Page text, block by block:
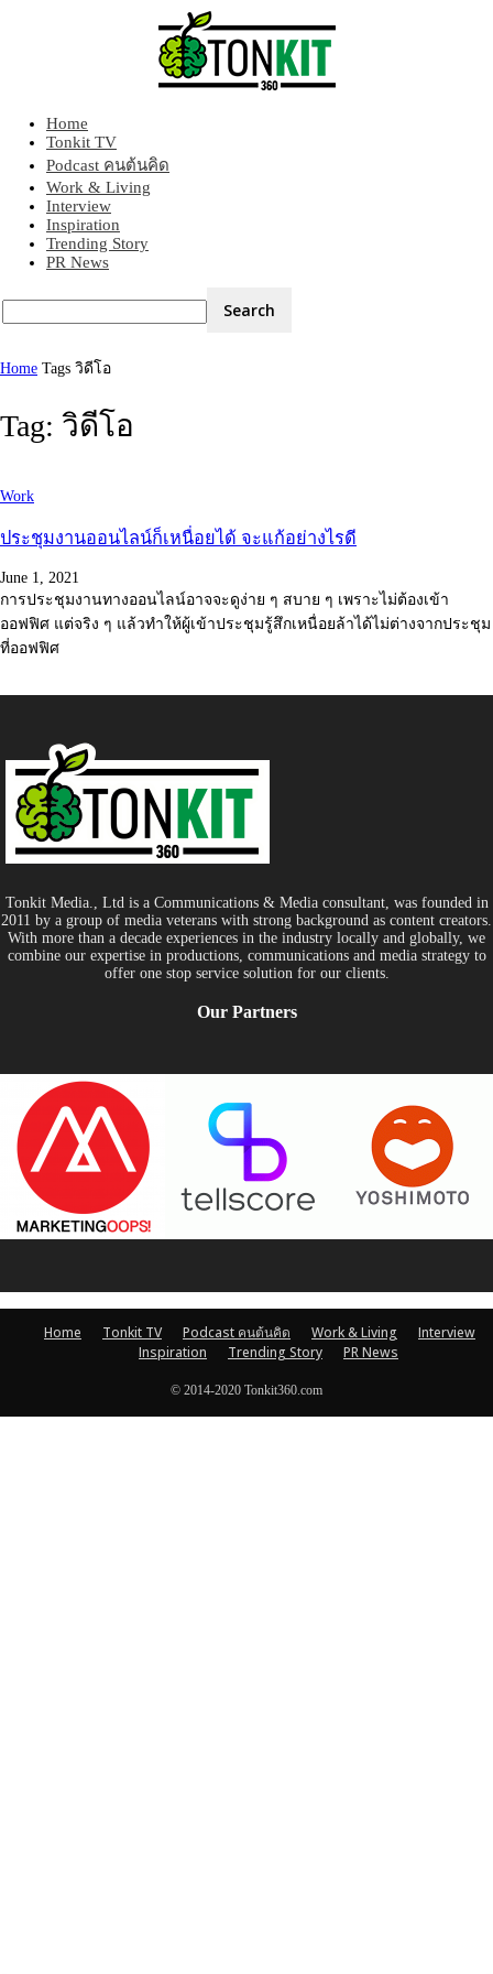
Home
Tonkit TV
Podcast คนต้นคิด
Work & Living
Interview
Inspiration
Trending Story
PR News
Home Tags วิดีโอ
Tag: วิดีโอ
Work
ประชุมงานออนไลน์ก็เหนื่อยได้ จะแก้อย่างไรดี
June 1, 2021
การประชุมงานทางออนไลน์อาจจะดูง่าย ๆ สบาย ๆ เพราะไม่ต้องเข้า
ออฟฟิศ แต่จริง ๆ แล้วทำให้ผู้เข้าประชุมรู้สึกเหนื่อยล้าได้ไม่ต่างจากประชุม
ที่ออฟฟิศ
Tonkit Media., Ltd is a Communications & Media consultant, was founded in
2011 by a group of media veterans with strong background as content creators.
With more than a decade experiences in the industry locally and globally, we
combine our expertise in productions, communications and media strategy to
offer one stop service solution for our clients.
Our Partners
Home Tonkit TV Podcast คนต้นคิด Work & Living
Interview
Inspiration
Trending Story PR News
© 2014-2020 Tonkit360.com